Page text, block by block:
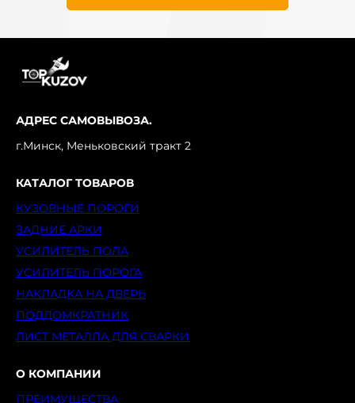
АДРЕС САМОВЫВОЗА.
г.Минск, Меньковский тракт 2
КАТАЛОГ ТОВАРОВ
КУЗОВНЫЕ ПОРОГИ
ЗАДНИЕ АРКИ
УСИЛИТЕЛЬ ПОЛА
УСИЛИТЕЛЬ ПОРОГА
НАКЛАДКА НА ДВЕРЬ
ПОДДОМКРАТНИК
ЛИСТ МЕТАЛЛА ДЛЯ СВАРКИ
О КОМПАНИИ
ПРЕИМУЩЕСТВА